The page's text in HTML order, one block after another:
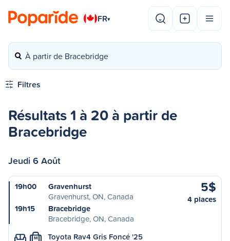
FR▾
À partir de Bracebridge
Filtres
Résultats 1 à 20 à partir de
Bracebridge
Jeudi 6 Août
19h00
Gravenhurst
Gravenhurst, ON, Canada
19h15
Bracebridge
Bracebridge, ON, Canada
5$
4 places
M Toyota Rav4 Gris Foncé '25